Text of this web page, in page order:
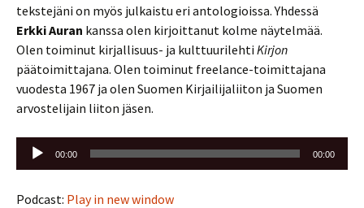
tekstejäni on myös julkaistu eri antologioissa. Yhdessä
Erkki Auran kanssa olen kirjoittanut kolme näytelmää.
Olen toiminut kirjallisuus- ja kulttuurilehti Kirjon
päätoimittajana. Olen toiminut freelance-toimittajana
vuodesta 1967 ja olen Suomen Kirjailijaliiton ja Suomen
arvostelijain liiton jäsen.
Äänitoistin
00:00 00:00
Podcast: Play in new window